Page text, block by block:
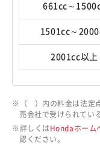
661cc～
1501cc～
2001cc以上
（ ）内の料金は法定
売会社で受けられてい
詳しくは Hondaホーム
認ください。